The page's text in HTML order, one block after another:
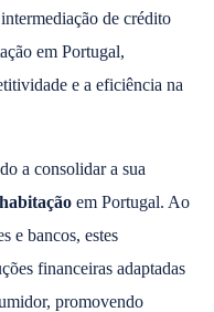
de crédito
em Portugal,
e a eficiência na
a consolidar a sua
em Portugal. Ao
e bancos, estes
financeiras adaptadas
promovendo